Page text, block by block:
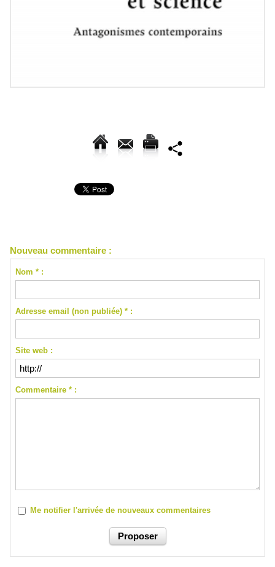
Nouveau commentaire :
Nom * :
Adresse email (non publiée) * :
Site web :
Commentaire * :
Me notifier l'arrivée de nouveaux commentaires